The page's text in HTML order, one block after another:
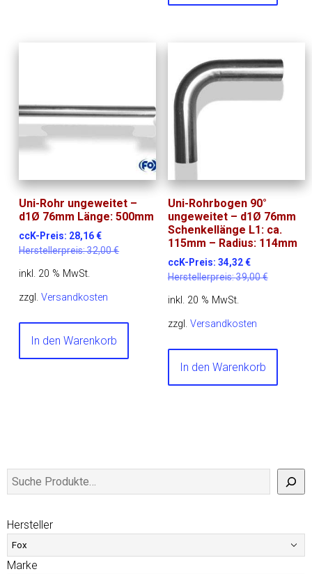
Uni-Rohr ungeweitet –
d1Ø 76mm Länge: 500mm
ccK-Preis: 28,16€
Herstellerpreis:32,00€
inkl. 20 % MwSt.
zzgl.Versandkosten
In den Warenkorb
Uni-Rohrbogen 90°
ungeweitet – d1Ø 76mm
Schenkellänge L1: ca.
115mm – Radius: 114mm
ccK-Preis: 34,32€
Herstellerpreis:39,00€
inkl. 20 % MwSt.
zzgl. Versandkosten
In den Warenkorb
Hersteller
Marke